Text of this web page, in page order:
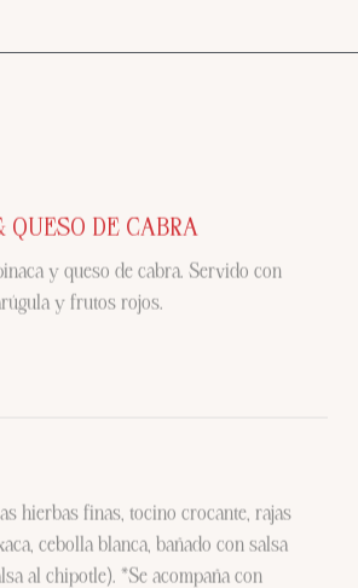
QUESO DE CABRA
y queso de cabra. Servido con
y frutos rojos.
hierbas finas, tocino crocante, rajas
cebolla blanca, bañado con salsa
al chipotle). *Se acompaña con